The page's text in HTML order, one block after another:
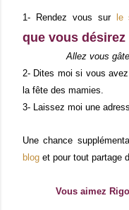
1- Rendez vous sur le
que vous désirez
Allez vous
2- Dites moi si vous
la fête des mamies.
3- Laissez moi une
Une chance
blog et pour tout partage
Vous aimez